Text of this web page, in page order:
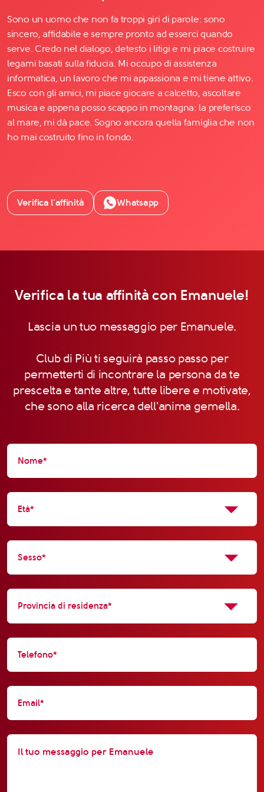
Sono un uomo che non fa troppi giri di parole: sono
sincero, affidabile e sempre pronto ad esserci quando
serve. Credo nel dialogo, detesto i litigi e mi piace costruire
legami basati sulla fiducia. Mi occupo di assistenza
informatica, un lavoro che mi appassiona e mi tiene attivo.
Esco con gli amici, mi piace giocare a calcetto, ascoltare
musica e appena posso scappo in montagna: la preferisco
al mare, mi dà pace. Sogno ancora quella famiglia che non
ho mai costruito fino in fondo.
Verifica l’affinità Whatsapp
Verifica la tua affinità con Emanuele!
Lascia un tuo messaggio per Emanuele.
Club di Più ti seguirà passo passo per
permetterti di incontrare la persona da te
prescelta e tante altre, tutte libere e motivate,
che sono alla ricerca dell'anima gemella.